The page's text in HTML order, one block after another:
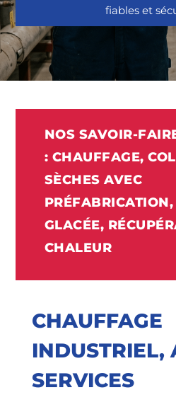
fiables et
NOS SAVOIR-
: CHAUFFAGE,
SÈCHES AVEC
GLACÉE,
CHALEUR
CHAUFFAGE
INDUSTRIEL,
SERVICES